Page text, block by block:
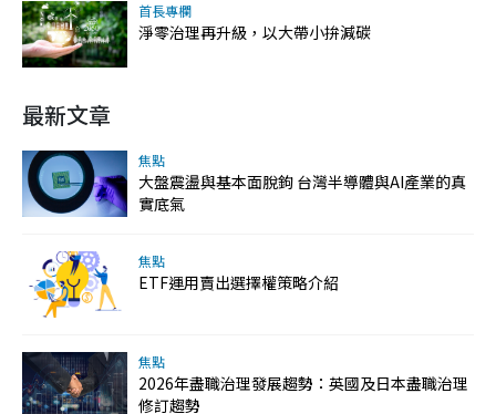
首長專欄
淨零治理再升級，以大帶小拚減碳
最新文章
焦點
大盤震盪與基本面脫鉤 台灣半導體與AI產業的真
實底氣
焦點
ETF運用賣出選擇權策略介紹
焦點
2026年盡職治理發展趨勢：英國及日本盡職治理
修訂趨勢